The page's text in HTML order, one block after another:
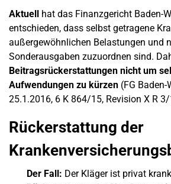
Aktuell hat das Finanzgericht Baden-
entschieden, dass selbst getragene
außergewöhnlichen Belastungen und
Sonderausgaben zuzuordnen sind.
Beitragsrückerstattungen nicht um
Aufwendungen zu kürzen (FG
25.1.2016, 6 K 864/15, Revision X R
Rückerstattung der
Der Fall: Der Kläger ist privat